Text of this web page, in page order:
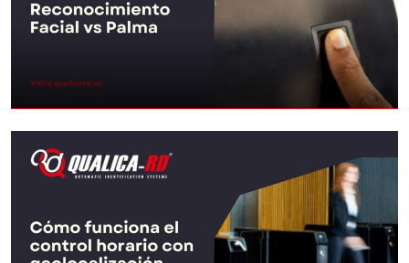
Empreinte Digitale vs
Reconnaissance Faciale vs Paume :